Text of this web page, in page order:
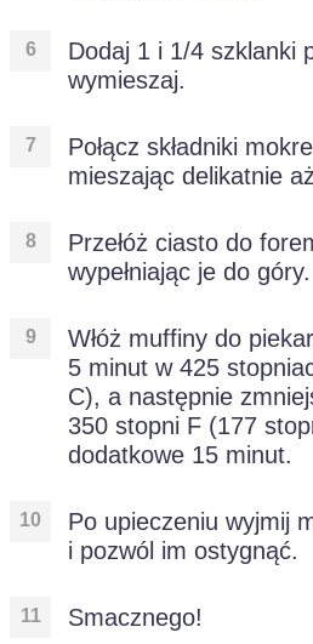
Dodaj 1 i 1/4 szklanki
wymieszaj.
Połącz składniki
mieszając delikatnie
Przełóż ciasto do
wypełniając je do góry.
Włóż muffiny do
5 minut w 425
C), a następnie
350 stopni F (177
dodatkowe 15 minut.
Po upieczeniu wyjmij
i pozwól im ostygnąć.
Smacznego!